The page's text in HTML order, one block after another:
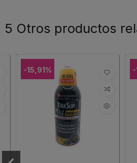
5 Otros productos
-15,91% -